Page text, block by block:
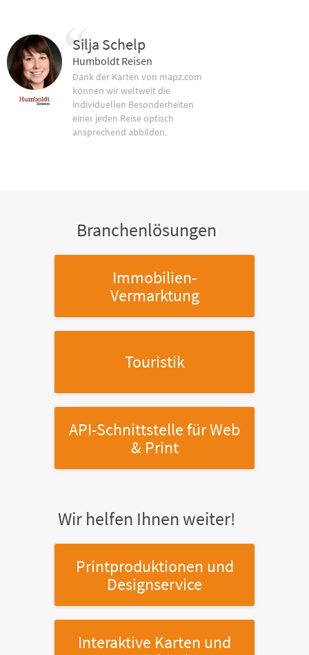
Silja Schelp
Humboldt Reisen
Dank der Karten von mapz.com
können wir weltweit die
individuellen Besonderheiten
einer jeden Reise optisch
ansprechend abbilden.
Branchenlösungen
Immobilien-
Vermarktung
Touristik
API-Schnittstellefür Web
& Print
Wir helfen Ihnen weiter!
Printproduktionen und
Designservice
Interaktive Karten und